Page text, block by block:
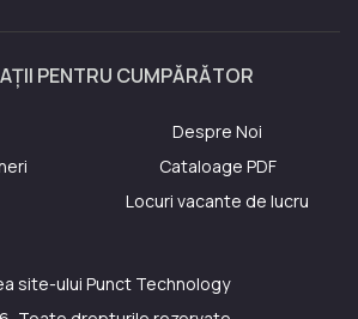
PENTRU CUMPĂRĂTOR
Despre Noi
Cataloage PDF
Locuri vacante de lucru
site-ului Punct Technology